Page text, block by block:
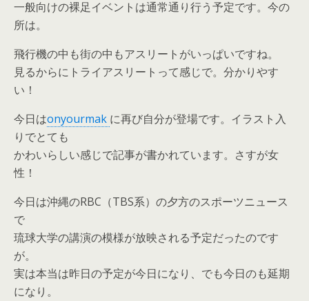
一般向けの裸足イベントは通常通り行う予定です。今の
所は。
飛行機の中も街の中もアスリートがいっぱいですね。
見るからにトライアスリートって感じで。分かりやす
い！
今日はonyourmak に再び自分が登場です。イラスト入
りでとても
かわいらしい感じで記事が書かれています。さすが女
性！
今日は沖縄のRBC（TBS系）の夕方のスポーツニュース
で
琉球大学の講演の模様が放映される予定だったのです
が。
実は本当は昨日の予定が今日になり、でも今日のも延期
になり。